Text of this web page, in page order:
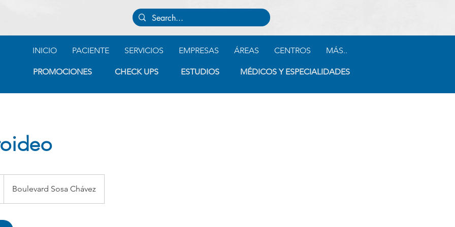
INICIO PACIENTE SERVICIOS EMPRESAS ÁREAS CENTROS MÁS..
PROMOCIONES CHECK UPS ESTUDIOS MÉDICOS Y ESPECIALIDADES
Boulevard Sosa Chávez